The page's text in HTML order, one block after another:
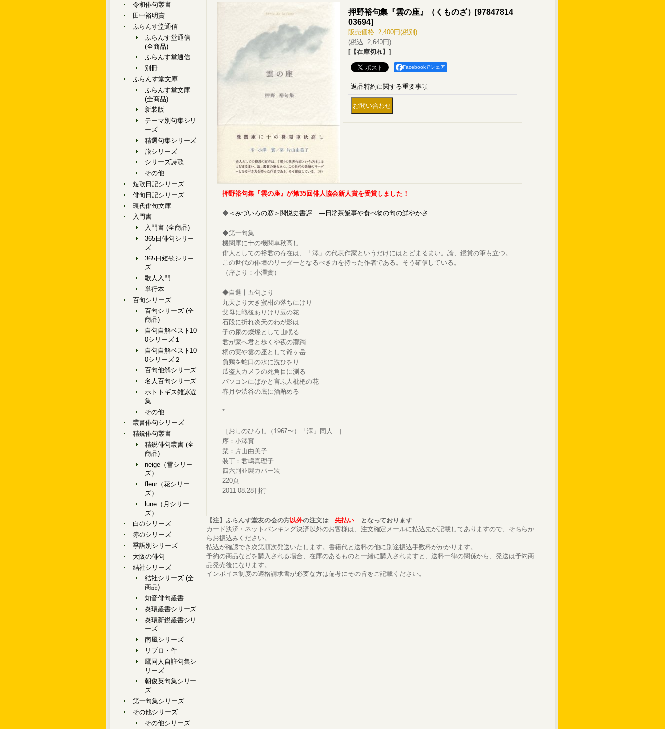
令和俳句叢書
田中裕明賞
ふらんす堂通信
ふらんす堂通信
(全商品)
ふらんす堂通信
別冊
ふらんす堂文庫
ふらんす堂文庫
(全商品)
新装版
テーマ別句集シリ
ーズ
精選句集シリーズ
旅シリーズ
シリーズ詩歌
その他
短歌日記シリーズ
俳句日記シリーズ
現代俳句文庫
入門書
入門書 (全商品)
365日俳句シリー
ズ
365日短歌シリー
ズ
歌人入門
単行本
百句シリーズ
百句シリーズ (全
商品)
自句自解ベスト10
0シリーズ１
自句自解ベスト10
0シリーズ２
百句他解シリーズ
名人百句シリーズ
ホトトギス雑詠選
集
その他
叢書俳句シリーズ
精鋭俳句叢書
精鋭俳句叢書 (全
商品)
neige（雪シリー
ズ）
fleur（花シリー
ズ）
lune（月シリー
ズ）
白のシリーズ
赤のシリーズ
季語別シリーズ
大阪の俳句
結社シリーズ
結社シリーズ (全
商品)
知音俳句叢書
炎環叢書シリーズ
炎環新鋭叢書シリ
ーズ
南風シリーズ
リブロ・件
鷹同人自註句集シ
リーズ
朝俊英句集シリー
ズ
第一句集シリーズ
その他シリーズ
その他シリーズ
押野裕句集『雲の座』（くものざ） [97847814
03694]
販売価格: 2,400円(税別)
(税込: 2,640円)
[【在庫切れ】]
Facebookでシェア
返品特約に関する重要事項
押野裕句集『雲の座』が第35回俳人協会新人賞を受賞しました！
◆ ＜みづいろの窓＞関悦史書評 ―日常茶飯事や食べ物の句の鮮やかさ
◆第一句集
機関庫に十の機関車秋高し
俳人としての裕君の存在は、「澤」の代表作家というだけにはとどまるまい。論、鑑賞の筆も立つ。
この世代の俳壇のリーダーとなるべき力を持った作者である。そう確信している。
（序より：小澤實）
◆自選十五句より
九天より大き蜜柑の落ちにけり
父母に戦後ありけり豆の花
石段に折れ炎天のわが影は
子の尿の燦燦として山眠る
君が家へ君と歩くや夜の躑躅
桐の実や雲の座として爺ヶ岳
負鶏を蛇口の水に洗ひをり
瓜盗人カメラの死角目に測る
パソコンにばかと言ふ人枇杷の花
春月や渋谷の底に酒酌める
*
［おしのひろし（1967〜）「澤」同人 ］
序：小澤實
栞：片山由美子
装丁：君嶋真理子
四六判並製カバー装
220頁
2011.08.28刊行
【注】ふらんす堂友の会の方以外の注文は 先払い となっております
カード決済・ネットバンキング決済以外のお客様は、注文確定メールに払込先が記載してありますので、そちらか
らお振込みください。
払込が確認でき次第順次発送いたします。書籍代と送料の他に別途振込手数料がかかります。
予約の商品などを購入される場合、在庫のあるものと一緒に購入されますと、送料一律の関係から、発送は予約商
品発売後になります。
インボイス制度の適格請求書が必要な方は備考にその旨をご記載ください。